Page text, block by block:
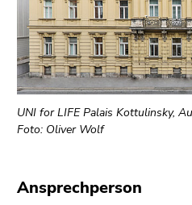
UNI for LIFE Palais Kottulinsky,
Foto: Oliver Wolf
Ansprechperson